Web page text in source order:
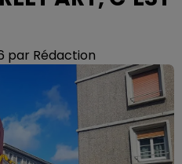
par Rédaction